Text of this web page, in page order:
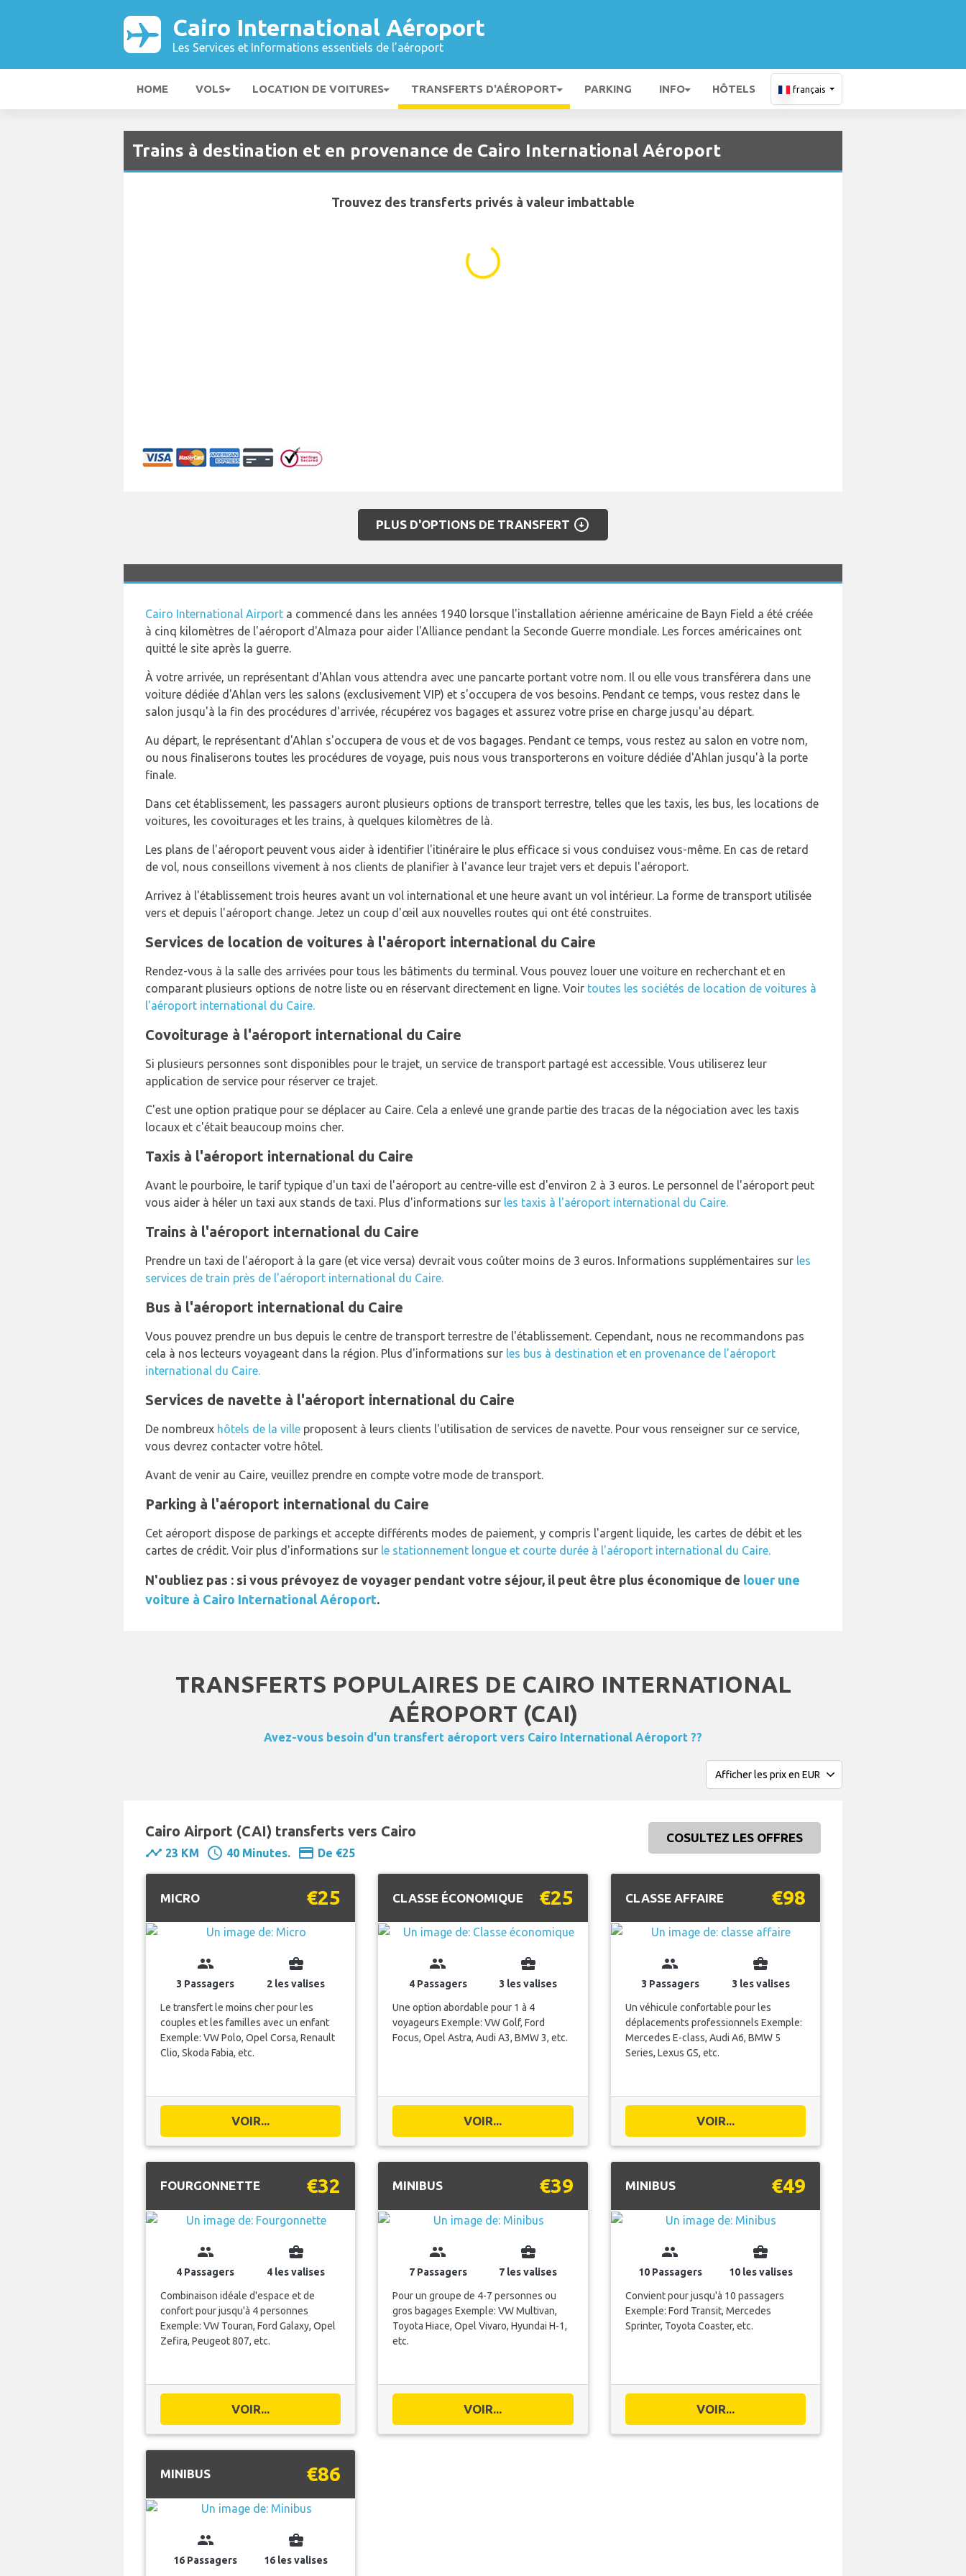
Cairo International Aéroport
Les Services et Informations essentiels de l’aéroport
HOME VOLS LOCATION DE VOITURES TRANSFERTS D'AÉROPORT PARKING INFO HÔTELS français
Trains à destination et en provenance de Cairo International Aéroport
Trouvez des transferts privés à valeur imbattable
PLUS D'OPTIONS DE TRANSFERT arrow_circle_down
Cairo International Airport a commencé dans les années 1940 lorsque l'installation aérienne américaine de Bayn Field a été créée
à cinq kilomètres de l'aéroport d'Almaza pour aider l'Alliance pendant la Seconde Guerre mondiale. Les forces américaines ont
quitté le site après la guerre.
À votre arrivée, un représentant d'Ahlan vous attendra avec une pancarte portant votre nom. Il ou elle vous transférera dans une
voiture dédiée d'Ahlan vers les salons (exclusivement VIP) et s'occupera de vos besoins. Pendant ce temps, vous restez dans le
salon jusqu'à la fin des procédures d'arrivée, récupérez vos bagages et assurez votre prise en charge jusqu'au départ.
Au départ, le représentant d'Ahlan s'occupera de vous et de vos bagages. Pendant ce temps, vous restez au salon en votre nom,
ou nous finaliserons toutes les procédures de voyage, puis nous vous transporterons en voiture dédiée d'Ahlan jusqu'à la porte
finale.
Dans cet établissement, les passagers auront plusieurs options de transport terrestre, telles que les taxis, les bus, les locations de
voitures, les covoiturages et les trains, à quelques kilomètres de là.
Les plans de l'aéroport peuvent vous aider à identifier l'itinéraire le plus efficace si vous conduisez vous-même. En cas de retard
de vol, nous conseillons vivement à nos clients de planifier à l'avance leur trajet vers et depuis l'aéroport.
Arrivez à l'établissement trois heures avant un vol international et une heure avant un vol intérieur. La forme de transport utilisée
vers et depuis l'aéroport change. Jetez un coup d'œil aux nouvelles routes qui ont été construites.
Services de location de voitures à l'aéroport international du Caire
Rendez-vous à la salle des arrivées pour tous les bâtiments du terminal. Vous pouvez louer une voiture en recherchant et en
comparant plusieurs options de notre liste ou en réservant directement en ligne. Voir toutes les sociétés de location de voitures à
l'aéroport international du Caire.
Covoiturage à l'aéroport international du Caire
Si plusieurs personnes sont disponibles pour le trajet, un service de transport partagé est accessible. Vous utiliserez leur
application de service pour réserver ce trajet.
C'est une option pratique pour se déplacer au Caire. Cela a enlevé une grande partie des tracas de la négociation avec les taxis
locaux et c'était beaucoup moins cher.
Taxis à l'aéroport international du Caire
Avant le pourboire, le tarif typique d'un taxi de l'aéroport au centre-ville est d'environ 2 à 3 euros. Le personnel de l'aéroport peut
vous aider à héler un taxi aux stands de taxi. Plus d'informations sur les taxis à l'aéroport international du Caire.
Trains à l'aéroport international du Caire
Prendre un taxi de l'aéroport à la gare (et vice versa) devrait vous coûter moins de 3 euros. Informations supplémentaires sur les
services de train près de l'aéroport international du Caire.
Bus à l'aéroport international du Caire
Vous pouvez prendre un bus depuis le centre de transport terrestre de l'établissement. Cependant, nous ne recommandons pas
cela à nos lecteurs voyageant dans la région. Plus d'informations sur les bus à destination et en provenance de l'aéroport
international du Caire.
Services de navette à l'aéroport international du Caire
De nombreux hôtels de la ville proposent à leurs clients l'utilisation de services de navette. Pour vous renseigner sur ce service,
vous devrez contacter votre hôtel.
Avant de venir au Caire, veuillez prendre en compte votre mode de transport.
Parking à l'aéroport international du Caire
Cet aéroport dispose de parkings et accepte différents modes de paiement, y compris l'argent liquide, les cartes de débit et les
cartes de crédit. Voir plus d'informations sur le stationnement longue et courte durée à l'aéroport international du Caire.
N'oubliez pas : si vous prévoyez de voyager pendant votre séjour, il peut être plus économique de louer une
voiture à Cairo International Aéroport.
TRANSFERTS POPULAIRES DE CAIRO INTERNATIONAL
AÉROPORT (CAI)
Avez-vous besoin d'un transfert aéroport vers Cairo International Aéroport ??
Cairo Airport (CAI) transferts vers Cairo
timeline 23 KM schedule 40 Minutes. payment De €25
COSULTEZ LES OFFRES
MICRO €25
group
3 Passagers
business_center
2 les valises
Le transfert le moins cher pour les
couples et les familles avec un enfant
Exemple: VW Polo, Opel Corsa, Renault
Clio, Skoda Fabia, etc.
VOIR...
CLASSE ÉCONOMIQUE €25
group
4 Passagers
business_center
3 les valises
Une option abordable pour 1 à 4
voyageurs Exemple: VW Golf, Ford
Focus, Opel Astra, Audi A3, BMW 3, etc.
VOIR...
CLASSE AFFAIRE €98
group
3 Passagers
business_center
3 les valises
Un véhicule confortable pour les
déplacements professionnels Exemple:
Mercedes E-class, Audi A6, BMW 5
Series, Lexus GS, etc.
VOIR...
FOURGONNETTE €32
group
4 Passagers
business_center
4 les valises
Combinaison idéale d'espace et de
confort pour jusqu'à 4 personnes
Exemple: VW Touran, Ford Galaxy, Opel
Zefira, Peugeot 807, etc.
VOIR...
MINIBUS €39
group
7 Passagers
business_center
7 les valises
Pour un groupe de 4-7 personnes ou
gros bagages Exemple: VW Multivan,
Toyota Hiace, Opel Vivaro, Hyundai H-1,
etc.
VOIR...
MINIBUS €49
group
10 Passagers
business_center
10 les valises
Convient pour jusqu'à 10 passagers
Exemple: Ford Transit, Mercedes
Sprinter, Toyota Coaster, etc.
VOIR...
MINIBUS €86
group
16 Passagers
business_center
16 les valises